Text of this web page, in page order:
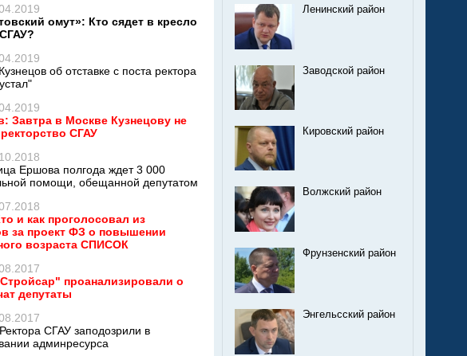
омут»: Кто сядет в кресло
об отставке с поста ректора
Завтра в Москве Кузнецову не
СГАУ
Ершова полгода ждет 3 000
помощи, обещанной депутатом
и как проголосовал из
за проект ФЗ о повышении
возраста СПИСОК
проанализировали о
депутаты
СГАУ заподозрили в
админресурса
Ленинский район
Заводской район
Кировский район
Волжский район
Фрунзенский район
Энгельсский район